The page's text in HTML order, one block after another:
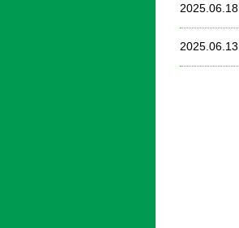
2025.06.18
2025.06.13